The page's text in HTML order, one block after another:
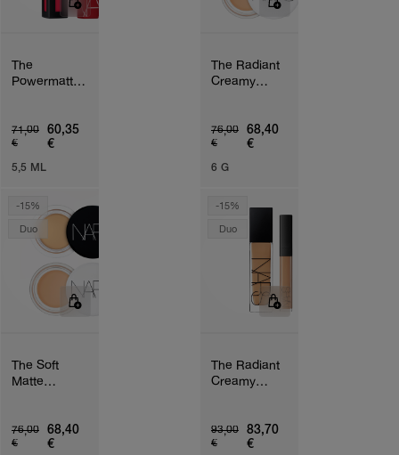
The
Powermatte
71,00
€
60,35
€
5,5 ML
The Radiant
Creamy
Brightener
Duo
76,00
€
68,40
€
6 G
-15%
Duo
The Soft
Matte
Brightener
Duo
76,00
€
68,40
€
-15%
Duo
The Radiant
Creamy
Bundle
93,00
€
83,70
€